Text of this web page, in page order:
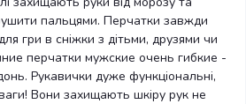
пальцями. Перчатки завжди
гри в сніжки з дітьми, друзями чи
перчатки мужские очень гибкие -
Рукавички дуже функціональні,
Вони захищають шкіру рук не